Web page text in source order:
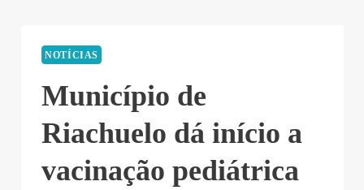
NOTÍCIAS
Município de
Riachuelo dá início a
vacinação pediátrica